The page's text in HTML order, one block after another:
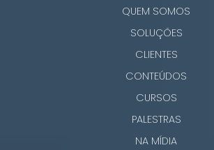
QUEM SOMOS
SOLUÇÕES
CLIENTES
CONTEÚDOS
CURSOS
PALESTRAS
NA MÍDIA